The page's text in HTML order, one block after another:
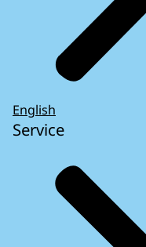
English
Service